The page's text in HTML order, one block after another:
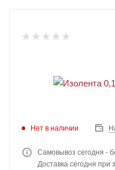
Нет в наличии
Самовывоз сегодня -
Доставка сегодня при